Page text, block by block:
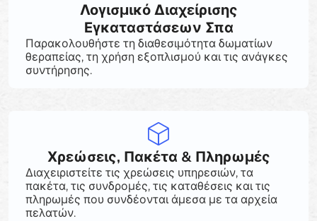
Λογισμικό Διαχείρισης
Εγκαταστάσεων Σπα
Παρακολουθήστε τη διαθεσιμότητα δωματίων
θεραπείας, τη χρήση εξοπλισμού και τις ανάγκες
συντήρησης.
Χρεώσεις, Πακέτα & Πληρωμές
Διαχειριστείτε τις χρεώσεις υπηρεσιών, τα
πακέτα, τις συνδρομές, τις καταθέσεις και τις
πληρωμές που συνδέονται άμεσα με τα αρχεία
πελατών.